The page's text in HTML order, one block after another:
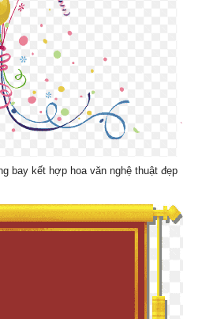
bay kết hợp hoa văn nghệ thuật đẹp